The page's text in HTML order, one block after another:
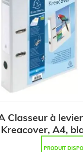
Classeur à levier
A4,
PRODUIT